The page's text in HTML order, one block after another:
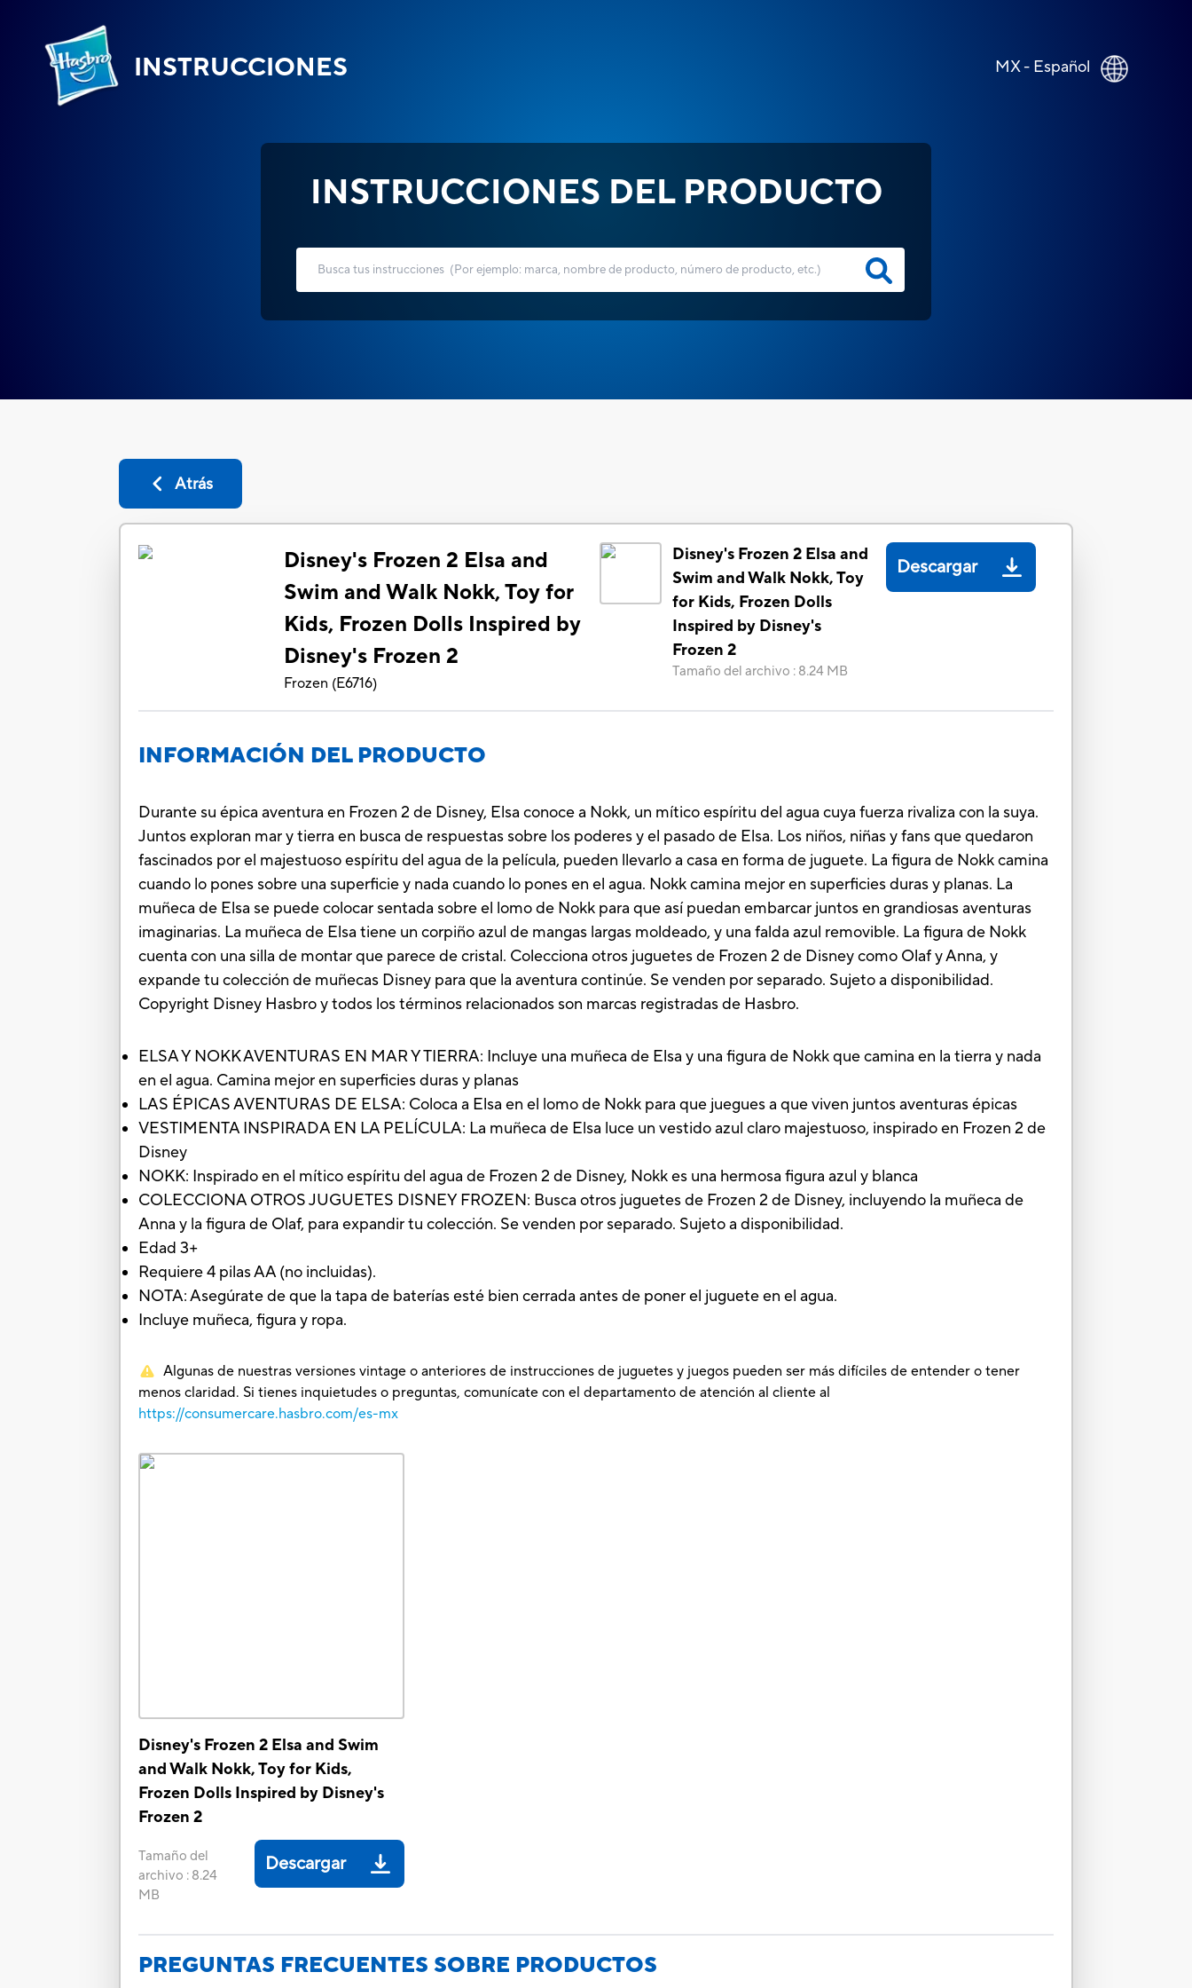
INSTRUCCIONES MX - Español
INSTRUCCIONES DEL PRODUCTO
Atrás
Disney's Frozen 2 Elsa and
Swim and Walk Nokk, Toy for
Kids, Frozen Dolls Inspired by
Disney's Frozen 2
Frozen (E6716)
Disney's Frozen 2 Elsa and
Swim and Walk Nokk, Toy
for Kids, Frozen Dolls
Inspired by Disney's
Frozen 2
Tamaño del archivo : 8.24 MB
Descargar
INFORMACIÓN DEL PRODUCTO
Durante su épica aventura en Frozen 2 de Disney, Elsa conoce a Nokk, un mítico espíritu del agua cuya fuerza rivaliza con la suya.
Juntos exploran mar y tierra en busca de respuestas sobre los poderes y el pasado de Elsa. Los niños, niñas y fans que quedaron
fascinados por el majestuoso espíritu del agua de la película, pueden llevarlo a casa en forma de juguete. La figura de Nokk camina
cuando lo pones sobre una superficie y nada cuando lo pones en el agua. Nokk camina mejor en superficies duras y planas. La
muñeca de Elsa se puede colocar sentada sobre el lomo de Nokk para que así puedan embarcar juntos en grandiosas aventuras
imaginarias. La muñeca de Elsa tiene un corpiño azul de mangas largas moldeado, y una falda azul removible. La figura de Nokk
cuenta con una silla de montar que parece de cristal. Colecciona otros juguetes de Frozen 2 de Disney como Olaf y Anna, y
expande tu colección de muñecas Disney para que la aventura continúe. Se venden por separado. Sujeto a disponibilidad.
Copyright Disney Hasbro y todos los términos relacionados son marcas registradas de Hasbro.
ELSA Y NOKK AVENTURAS EN MAR Y TIERRA: Incluye una muñeca de Elsa y una figura de Nokk que camina en la tierra y nada
en el agua. Camina mejor en superficies duras y planas
LAS ÉPICAS AVENTURAS DE ELSA: Coloca a Elsa en el lomo de Nokk para que juegues a que viven juntos aventuras épicas
VESTIMENTA INSPIRADA EN LA PELÍCULA: La muñeca de Elsa luce un vestido azul claro majestuoso, inspirado en Frozen 2 de
Disney
NOKK: Inspirado en el mítico espíritu del agua de Frozen 2 de Disney, Nokk es una hermosa figura azul y blanca
COLECCIONA OTROS JUGUETES DISNEY FROZEN: Busca otros juguetes de Frozen 2 de Disney, incluyendo la muñeca de
Anna y la figura de Olaf, para expandir tu colección. Se venden por separado. Sujeto a disponibilidad.
Edad 3+
Requiere 4 pilas AA (no incluidas).
NOTA: Asegúrate de que la tapa de baterías esté bien cerrada antes de poner el juguete en el agua.
Incluye muñeca, figura y ropa.
Algunas de nuestras versiones vintage o anteriores de instrucciones de juguetes y juegos pueden ser más difíciles de entender o tener
menos claridad. Si tienes inquietudes o preguntas, comunícate con el departamento de atención al cliente al
https://consumercare.hasbro.com/es-mx
Disney's Frozen 2 Elsa and Swim
and Walk Nokk, Toy for Kids,
Frozen Dolls Inspired by Disney's
Frozen 2
Tamaño del
archivo : 8.24
MB
Descargar
PREGUNTAS FRECUENTES SOBRE PRODUCTOS